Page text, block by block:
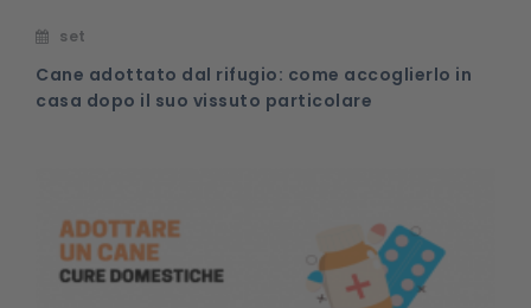
set
Cane adottato dal rifugio: come accoglierlo in
casa dopo il suo vissuto particolare